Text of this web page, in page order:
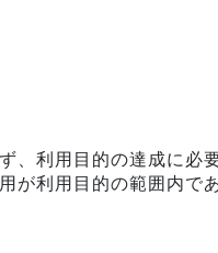
、利用目的の達成に必
が利用目的の範囲内で